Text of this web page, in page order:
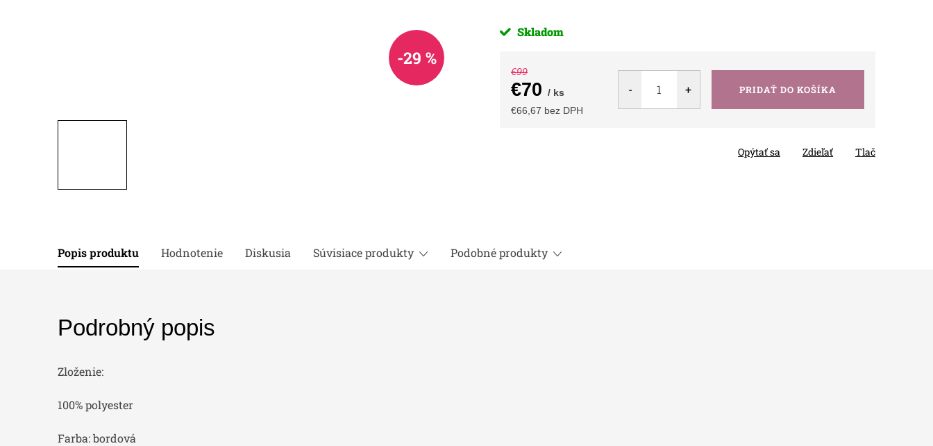
-29 %
Skladom
€99
€70 / ks
€66,67 bez DPH
PRIDAŤ DO KOŠÍKA
Tlač
Opýtať sa Zdieľať
Popis produktu Hodnotenie Diskusia Súvisiace produkty Podobné produkty
Podrobný popis
Zloženie:
100% polyester
Farba: bordová